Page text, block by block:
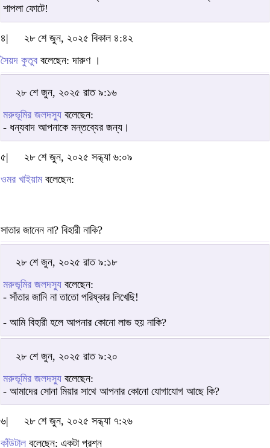
শাপলা ফোটে!
৪|
২৮ শে জুন, ২০২৫ বিকাল ৪:৪২
সৈয়দ কুতুব বলেছেন: দারুণ ।
২৮ শে জুন, ২০২৫ রাত ৯:১৬
মরুভূমির জলদস্যু বলেছেন:
- ধন্যবাদ আপনাকে মন্তব্যের জন্য।
৫|
২৮ শে জুন, ২০২৫ সন্ধ্যা ৬:০৯
ওমর খাইয়ামবলেছেন:
সাতার জানেন না? বিহারী নাকি?
২৮ শে জুন, ২০২৫ রাত ৯:১৮
মরুভূমির জলদস্যু বলেছেন:
- সাঁতার জানি না তাতো পরিষ্কার লিখেছি!
- আমি বিহারী হলে আপনার কোনো লাভ হয় নাকি?
২৮ শে জুন, ২০২৫ রাত ৯:২০
মরুভূমির জলদস্যু বলেছেন:
- আমাদের সোনা মিয়ার সাথে আপনার কোনো যোগাযোগ আছে কি?
৬|
২৮ শে জুন, ২০২৫ সন্ধ্যা ৭:২৬
কাঁউটাল বলেছেন: একটা প্রশ্ন